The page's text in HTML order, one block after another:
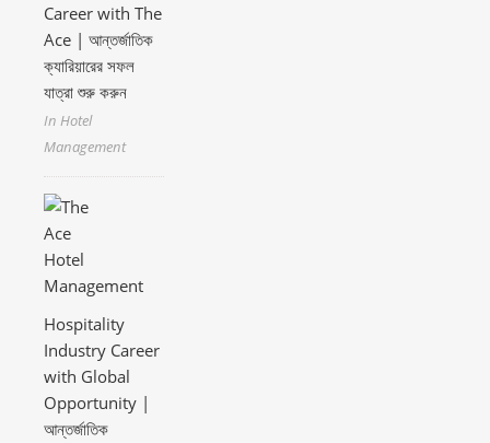
Career with The
Ace | আন্তর্জাতিক
ক্যারিয়ারের সফল
যাত্রা শুরু করুন
In Hotel
Management
Hospitality
Industry Career
with Global
Opportunity |
আন্তর্জাতিক